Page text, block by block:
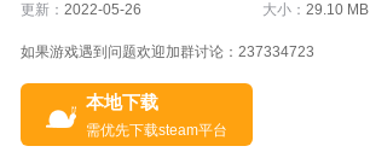
更新： 2022-05-26 大小： 29.10 MB
如果游戏遇到问题欢迎加群讨论：237334723
本地下载
需优先下载steam平台